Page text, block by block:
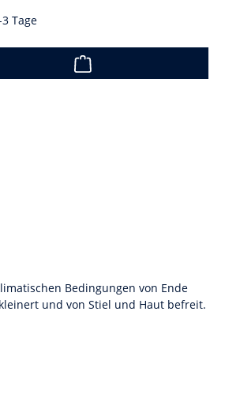
Tage
Bedingungen von Ende
und von Stiel und Haut befreit.